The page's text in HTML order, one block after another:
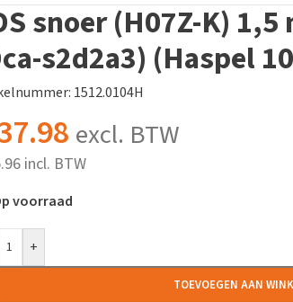
snoer (H07Z-K)
s2d2a3) (Haspel
1512.0104H
excl. BTW
voorraad
+
TOEVOEGEN AAN